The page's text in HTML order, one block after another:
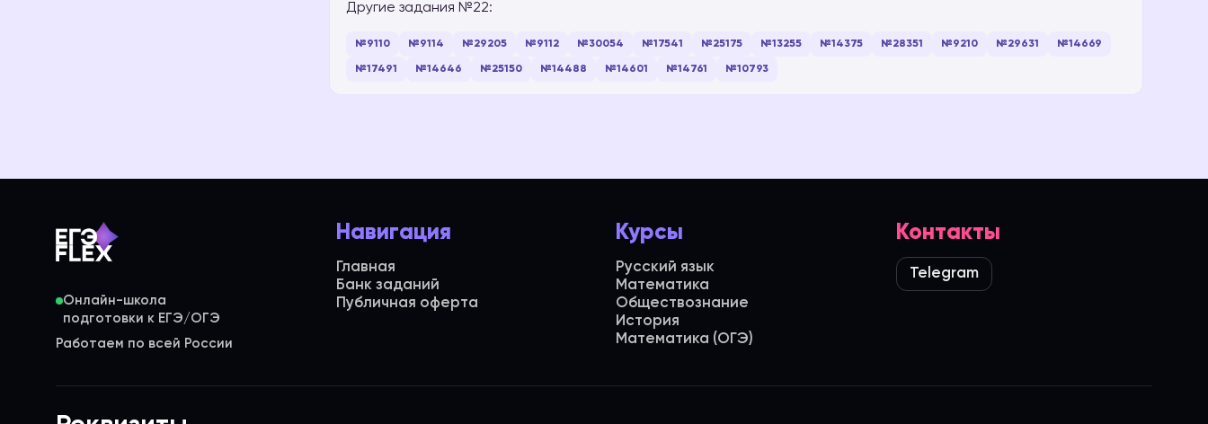
Другие задания №22:
№9110 №9114 №29205 №9112 №30054 №17541 №25175 №13255 №14375 №28351 №9210 №29631 №14669
№17491 №14646 №25150 №14488 №14601 №14761 №10793
Онлайн-школа
Работаем по всей России
Навигация
Главная
Банк заданий
Публичная оферта
Курсы
Русский язык
Математика
Обществознание
История
Математика (ОГЭ)
Контакты
Telegram